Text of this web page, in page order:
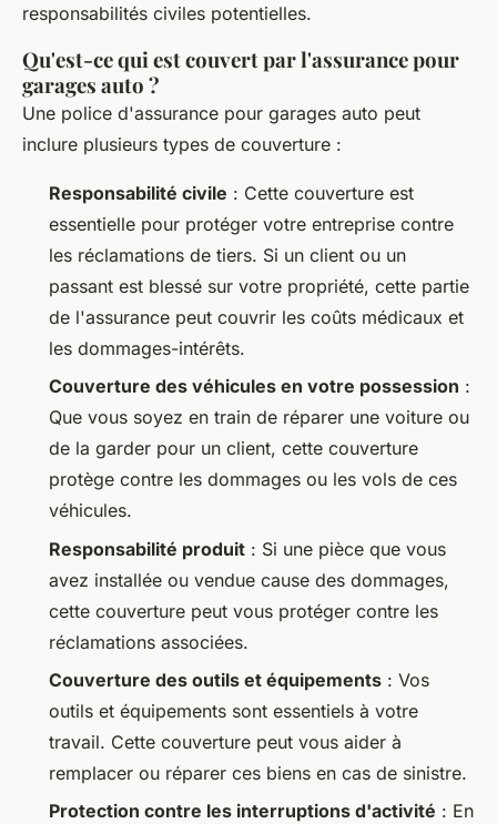
responsabilités civiles potentielles.
Qu'est-ce qui est couvert par l'assurance pour
garages auto ?
Une police d'assurance pour garages auto peut
inclure plusieurs types de couverture :
Responsabilité civile : Cette couverture est
essentielle pour protéger votre entreprise contre
les réclamations de tiers. Si un client ou un
passant est blessé sur votre propriété, cette partie
de l'assurance peut couvrir les coûts médicaux et
les dommages-intérêts.
Couverture des véhicules en votre possession :
Que vous soyez en train de réparer une voiture ou
de la garder pour un client, cette couverture
protège contre les dommages ou les vols de ces
véhicules.
Responsabilité produit : Si une pièce que vous
avez installée ou vendue cause des dommages,
cette couverture peut vous protéger contre les
réclamations associées.
Couverture des outils et équipements : Vos
outils et équipements sont essentiels à votre
travail. Cette couverture peut vous aider à
remplacer ou réparer ces biens en cas de sinistre.
Protection contre les interruptions d'activité : En